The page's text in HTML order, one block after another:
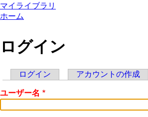
マイライブラリ
ホーム
ログイン
Primary
tabs
ログイン アカウントの作成
ユーザー名